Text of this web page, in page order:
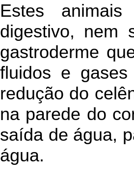
Estes
digestivo, nem
gastroderme
fluidos e
redução do
na parede do
saída de água,
água.